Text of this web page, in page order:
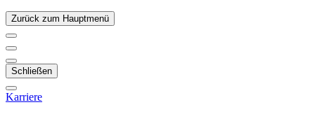
Zurück zum Hauptmenü
Schließen
Karriere